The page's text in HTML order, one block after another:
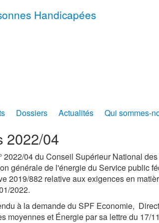
Handicapées
Dossiers Actualités Qui sommes-
2022/04
2022/04 du Conseil Supérieur National
générale de l'énergie du Service public
2019/882 relative aux exigences en
2022.
à la demande du SPF Economie,
moyennes et Énergie par sa lettre du 17/